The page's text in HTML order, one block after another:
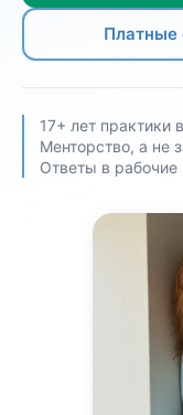
17+ лет практики
Менторство, а не
Ответы в